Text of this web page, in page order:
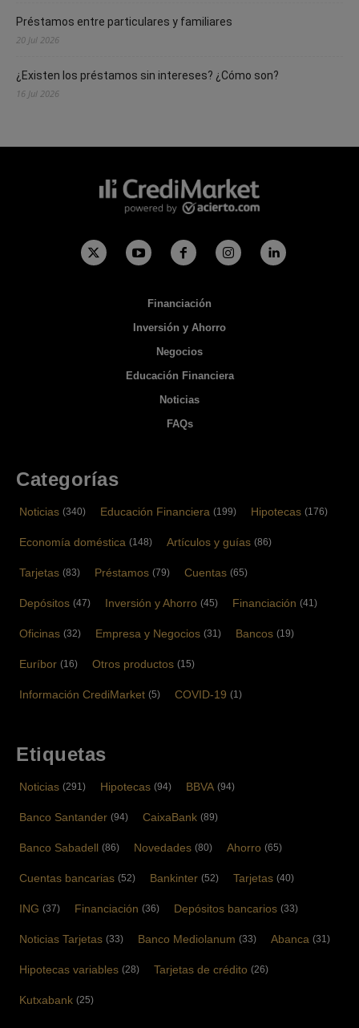
Préstamos entre particulares y familiares
20 Jul 2026
¿Existen los préstamos sin intereses? ¿Cómo son?
16 Jul 2026
Financiación
Inversión y Ahorro
Negocios
Educación Financiera
Noticias
FAQs
Categorías
Noticias (340) Educación Financiera (199) Hipotecas (176)
Economía doméstica (148) Artículos y guías (86)
Tarjetas (83) Préstamos (79) Cuentas (65)
Depósitos (47) Inversión y Ahorro (45) Financiación (41)
Oficinas (32) Empresa y Negocios (31) Bancos (19)
Euríbor (16) Otros productos (15)
Información CrediMarket (5) COVID-19 (1)
Etiquetas
Noticias (291) Hipotecas (94) BBVA (94)
Banco Santander (94) CaixaBank (89)
Banco Sabadell (86) Novedades (80) Ahorro (65)
Cuentas bancarias (52) Bankinter (52) Tarjetas (40)
ING (37) Financiación (36) Depósitos bancarios (33)
Noticias Tarjetas (33) Banco Mediolanum (33) Abanca (31)
Hipotecas variables (28) Tarjetas de crédito (26)
Kutxabank (25)